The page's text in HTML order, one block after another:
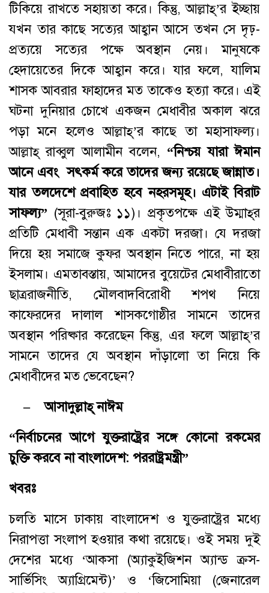
টিকিয়ে রাখতে সহায়তা করে। কিন্তু, আল্লাহ্‌’র ইচ্ছায়
যখন তার কাছে সত্যের আহ্বান আসে তখন সে দৃঢ়-
প্রত্যয়ে সত্যের পক্ষে অবস্থান নেয়। মানুষকে
হেদায়েতের দিকে আহ্বান করে। যার ফলে, যালিম
শাসক আবরার ফাহাদের মত তাকেও হত্যা করে। এই
ঘটনা দুনিয়ার চোখে একজন মেধাবীর অকাল ঝরে
পড়া মনে হলেও আল্লাহ্‌’র কাছে তা মহাসাফল্য।
আল্লাহ্‌ রাব্বুল আলামীন বলেন, “নিশ্চয় যারা ঈমান
আনে এবং সৎকর্ম করে তাদের জন্য রয়েছে জান্নাত।
যার তলদেশে প্রবাহিত হবে নহরসমূহ। এটাই বিরাট
সাফল্য” (সূরা-বুরুজঃ ১১)। প্রকৃতপক্ষে এই উম্মাহ্‌র
প্রতিটি মেধাবী সন্তান এক একটা দরজা। যে দরজা
দিয়ে হয় সমাজে কুফর অবস্থান নিতে পারে, না হয়
ইসলাম। এমতাবস্তায়, আমাদের বুয়েটের মেধাবীরাতো
ছাত্ররাজনীতি, মৌলবাদবিরোধী শপথ নিয়ে
কাফেরদের দালাল শাসকগোষ্ঠীর সামনে তাদের
অবস্থান পরিষ্কার করেছেন কিন্তু, এর ফলে আল্লাহ্‌’র
সামনে তাদের যে অবস্থান দাঁড়ালো তা নিয়ে কি
মেধাবীদের মত ভেবেছেন?
– আসাদুল্লাহ্‌ নাঈম
“নির্বাচনের আগে যুক্তরাষ্ট্রের সঙ্গে কোনো রকমের
চুক্তি করবে না বাংলাদেশ: পররাষ্ট্রমন্ত্রী”
খবরঃ
চলতি মাসে ঢাকায় বাংলাদেশ ও যুক্তরাষ্ট্রের মধ্যে
নিরাপত্তা সংলাপ হওয়ার কথা রয়েছে। ওই সময় দুই
দেশের মধ্যে ‘আকসা (অ্যাকুইজিশন অ্যান্ড ক্রস-
সার্ভিসিং অ্যাগ্রিমেন্ট)’ ও ‘জিসোমিয়া (জেনারেল